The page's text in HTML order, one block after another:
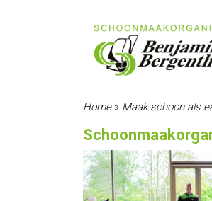
Home» Maak schoon als